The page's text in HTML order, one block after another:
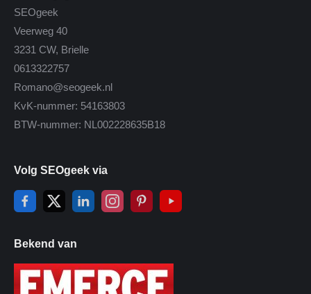
SEOgeek
Veerweg 40
3231 CW, Brielle
0613322757
Romano@seogeek.nl
KvK-nummer: 54163803
BTW-nummer: NL002228635B18
Volg SEOgeek via
Bekend van